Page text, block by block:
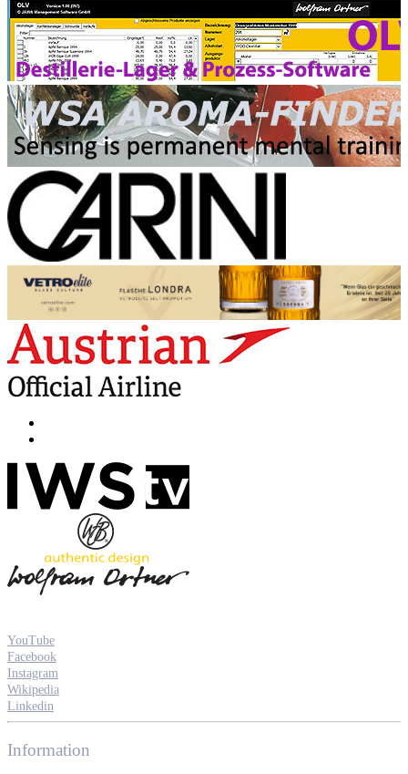
YouTube
Facebook
Instagram
Wikipedia
Linkedin
Information